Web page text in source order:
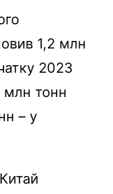
1,2 млн
2023
млн тонн
– у